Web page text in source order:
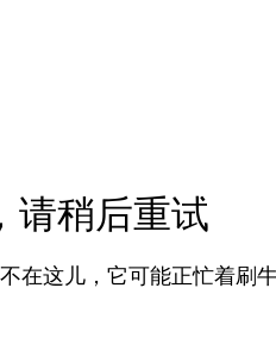
请稍后重试
在这儿，它可能正忙着刷